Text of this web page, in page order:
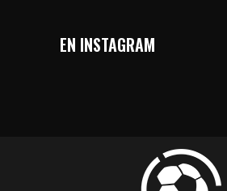
EN INSTAGRAM